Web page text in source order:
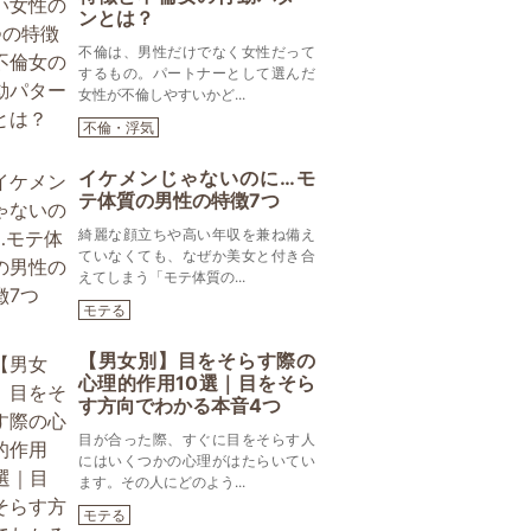
ンとは？
不倫は、男性だけでなく女性だって
するもの。パートナーとして選んだ
女性が不倫しやすいかど...
不倫・浮気
イケメンじゃないのに…モ
テ体質の男性の特徴7つ
綺麗な顔立ちや高い年収を兼ね備え
ていなくても、なぜか美女と付き合
えてしまう「モテ体質の...
モテる
【男女別】目をそらす際の
心理的作用10選｜目をそら
す方向でわかる本音4つ
目が合った際、すぐに目をそらす人
にはいくつかの心理がはたらいてい
ます。その人にどのよう...
モテる